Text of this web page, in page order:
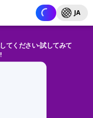
JA
てください-試してみて